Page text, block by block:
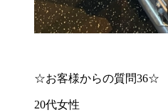
☆お客様からの質問36☆
20代女性